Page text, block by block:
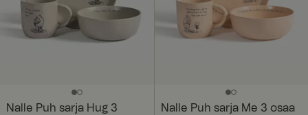
Nalle Puh sarja Hug 3
Nalle Puh sarja Me 3 osaa